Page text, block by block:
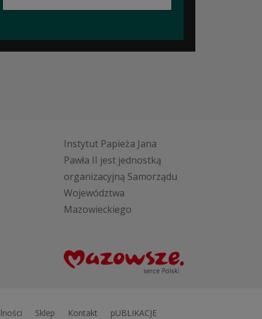
Instytut Papieża Jana
Pawła II jest jednostką
organizacyjną Samorządu
Województwa
Mazowieckiego
Sklep Kontakt pUBLIKACJE